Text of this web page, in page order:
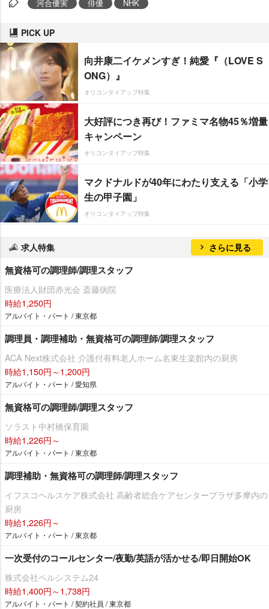
河合優実 俳優 NHK
PICK UP
向井康二イケメンすぎ！純愛『（LOVE S
ONG）』
オリコンタイアップ特集
大好評につき再び！ファミマ名物45％増量
キャンペーン
オリコンタイアップ特集
マクドナルドが40年にわたり支える「小学
生の甲子園」
オリコンタイアップ特集
求人特集 さらに見る
無資格可の調理師/調理スタッフ
医療法人財団赤光会 斎藤病院
時給1,250円
アルバイト・パート / 東京都
調理員・調理補助・無資格可の調理師/調理スタッフ
ACA Next株式会社 介護付有料老人ホーム名東生楽館内の厨房
時給1,150円～1,200円
アルバイト・パート / 愛知県
無資格可の調理師/調理スタッフ
ソラスト中村橋保育園
時給1,226円～
アルバイト・パート / 東京都
調理補助・無資格可の調理師/調理スタッフ
イフスコヘルスケア株式会社 高齢者総合ケアセンタープラザ多摩内の
厨房
時給1,226円～
アルバイト・パート / 東京都
一次受付のコールセンター/夜勤/英語が活かせる/即日開始OK
株式会社ベルシステム24
時給1,400円～1,738円
アルバイト・パート / 契約社員 / 東京都